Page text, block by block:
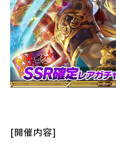
[開催内容]